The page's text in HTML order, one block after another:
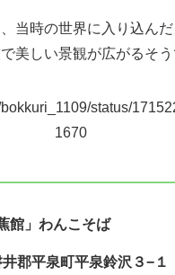
当時の世界に入り込ん
美しい景観が広がるそう
bokkuri_1109/status/
1670
館」 わんこそば
郡平泉町平泉鈴沢３−１